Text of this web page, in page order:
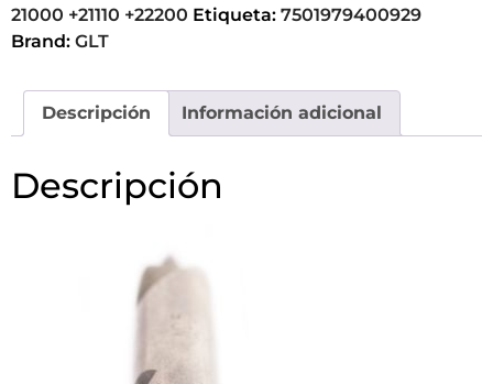
21000 +21110 +22200 Etiqueta: 7501979400929
Brand: GLT
Descripción Información adicional
Descripción